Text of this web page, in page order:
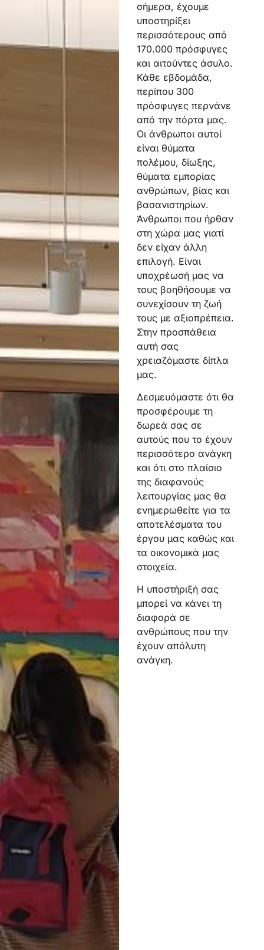
σήμερα, έχουμε
υποστηρίξει
περισσότερους από
170.000 πρόσφυγες
και αιτούντες άσυλο.
Κάθε εβδομάδα,
περίπου 300
πρόσφυγες περνάνε
από την πόρτα μας.
Οι άνθρωποι αυτοί
είναι θύματα
πολέμου, δίωξης,
θύματα εμπορίας
ανθρώπων, βίας και
βασανιστηρίων.
Άνθρωποι που ήρθαν
στη χώρα μας γιατί
δεν είχαν άλλη
επιλογή. Είναι
υποχρέωσή μας να
τους βοηθήσουμε να
συνεχίσουν τη ζωή
τους με αξιοπρέπεια.
Στην προσπάθεια
αυτή σας
χρειαζόμαστε δίπλα
μας.
Δεσμευόμαστε ότι θα
προσφέρουμε τη
δωρεά σας σε
αυτούς που το έχουν
περισσότερο ανάγκη
και ότι στο πλαίσιο
της διαφανούς
λειτουργίας μας θα
ενημερωθείτε για τα
αποτελέσματα του
έργου μας καθώς και
τα οικονομικά μας
στοιχεία.
Η υποστήριξή σας
μπορεί να κάνει τη
διαφορά σε
ανθρώπους που την
έχουν απόλυτη
ανάγκη.